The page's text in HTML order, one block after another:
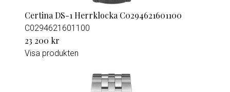
Certina DS-1 Herrklocka C0294621601100
C0294621601100
23 200 kr
Visa produkten